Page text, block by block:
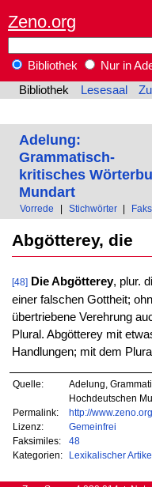
Zeno.org
Bibliothek
Nur in
Bibliothek
Lesesaal
Adelung:
Grammatisch-
kritisches
Mundart
Vorrede Stichwörter
Abgötterey, die
[48] Die Abgötterey, plur.
einer falschen Gottheit;
übertriebene Verehrung
Plural. Abgötterey mit
Handlungen; mit dem
Quelle:
Adelung,
Hochdeutschen
Permalink:
http://
Lizenz:
Gemeinfrei
Faksimiles:
48
Kategorien:
Lexikalischer